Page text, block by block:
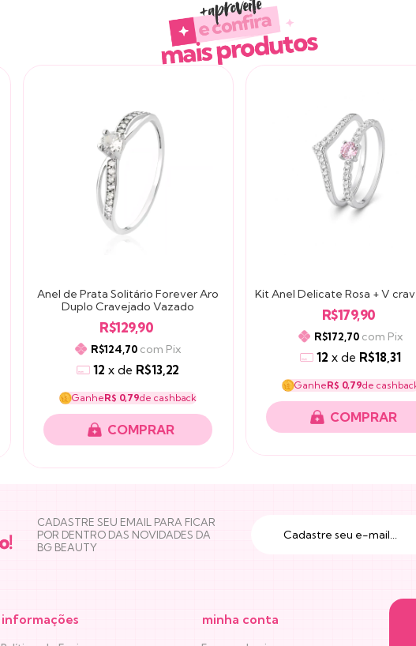
Produtos similares
Anel de Prata Solitário Forever Aro
Duplo Cravejado Vazado
R$129,90
R$124,70 com Pix
12 xde R$13,22
GanheR$ 0,79de cashback
COMPRAR
Kit Anel Delicate Rosa + V
R$179,90
R$172,70 com Pix
12 x de R$18,31
GanheR$ 0,79de
COMPRAR
CADASTRE SEU EMAIL PARA FICAR
POR DENTRO DAS NOVIDADES DA
BG BEAUTY
informações minha conta